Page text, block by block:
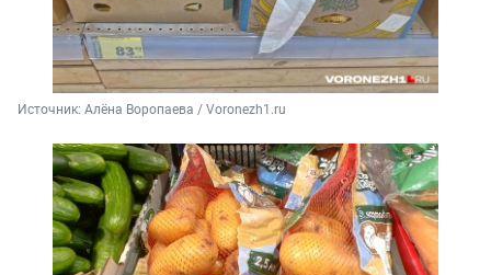
Источник: Алёна Воропаева / Voronezh1.ru